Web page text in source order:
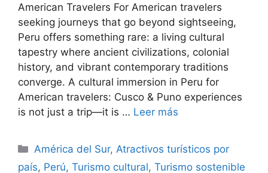
American Travelers For American travelers
seeking journeys that go beyond sightseeing,
Peru offers something rare: a living cultural
tapestry where ancient civilizations, colonial
history, and vibrant contemporary traditions
converge. A cultural immersion in Peru for
American travelers: Cusco & Puno experiences
is not just a trip—it is … Leer más
Categorías
América del Sur, Atractivos turísticos por
país, Perú, Turismo cultural, Turismo sostenible